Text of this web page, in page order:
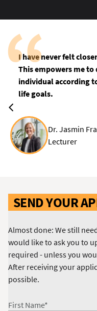
I have never felt
This empowers me to
individual according
life goals.
Dr. Jasmin
Lecturer
SEND YOUR
Almost done: We still
would like to ask you to
required - unless you
After receiving your
possible.
First Name*